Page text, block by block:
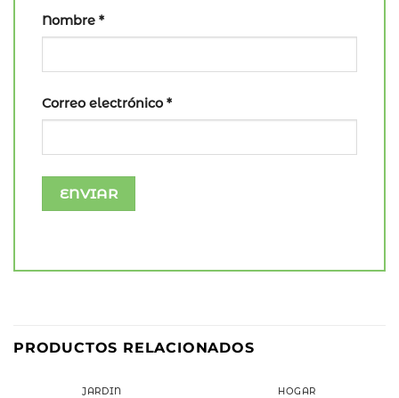
Nombre *
Correo electrónico *
PRODUCTOS RELACIONADOS
JARDÍN HOGAR